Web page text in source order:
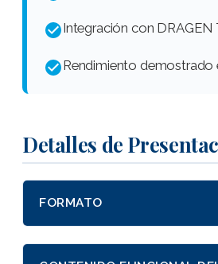
Integración con
Rendimiento demostrado
Detalles de
FORMATO